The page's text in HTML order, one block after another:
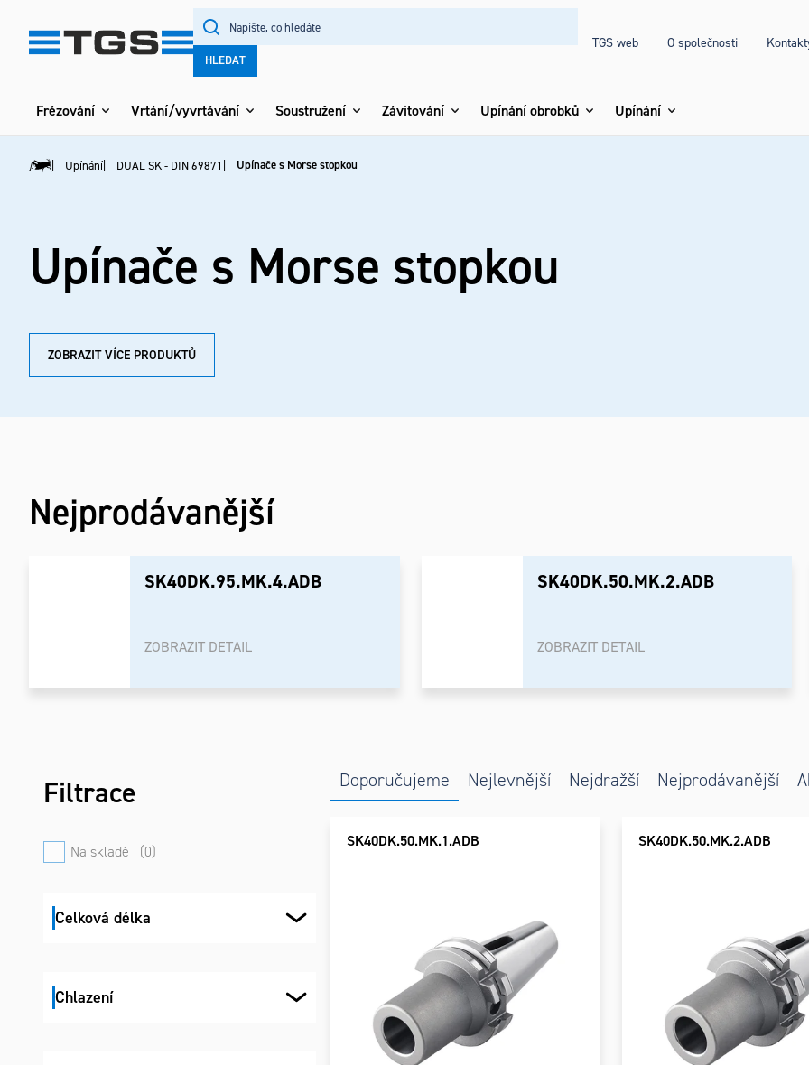
obsah
HLEDAT
TGS web O společnosti
Frézování Vrtání/vyvrtávání Soustružení Závitování Upínání obrobků Upínání
Domů Upínání DUAL SK - DIN 69871 Upínače s Morse stopkou
Upínače s Morse stopkou
ZOBRAZIT VÍCE PRODUKTŮ
Nejprodávanější
SK40DK.95.MK.4.ADB
ZOBRAZIT DETAIL
SK40DK.50.MK.2.ADB
ZOBRAZIT DETAIL
Postranní
Na skladě 0
Celková délka
Chlazení
Řazení
produktů
Doporučujeme Nejlevnější Nejdražší Nejprodávanější
Výpis
produktů
SK40DK.50.MK.1.ADB SK40DK.50.MK.2.ADB